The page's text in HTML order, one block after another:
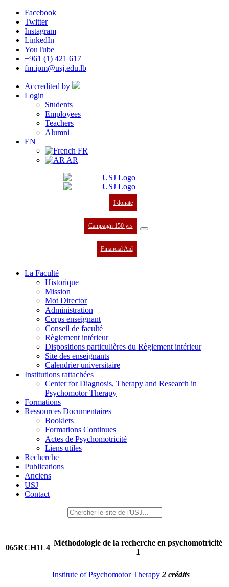
Facebook
Twitter
Instagram
LinkedIn
YouTube
+961 (1) 421 617
fm.ipm@usj.edu.lb
Accredited by
Login
Students
Employees
Teachers
Alumni
EN
FR
AR
I donate
Campaign 150 yrs
Financial Aid
La Faculté
Historique
Mission
Mot Director
Administration
Corps enseignant
Conseil de faculté
Règlement intérieur
Dispositions particulières du Règlement intérieur
Site des enseignants
Calendrier universitaire
Institutions rattachées
Center for Diagnosis, Therapy and Research in
Psychomotor Therapy
Formations
Ressources Documentaires
Booklets
Formations Continues
Actes de Psychomotricité
Liens utiles
Recherche
Publications
Anciens
USJ
Contact
065RCH1L4
Méthodologie de la recherche en psychomotricité
1
Institute of Psychomotor Therapy 2 crédits